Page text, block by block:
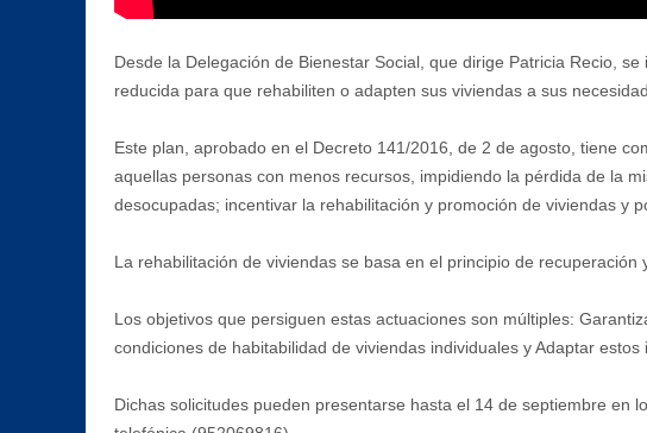
Desde la Delegación de Bienestar Social, que dirige Patricia Recio,
reducida para que rehabiliten o adapten sus viviendas a sus
Este plan, aprobado en el Decreto 141/2016, de 2 de agosto, tiene
aquellas personas con menos recursos, impidiendo la pérdida de la
desocupadas; incentivar la rehabilitación y promoción de viviendas y
La rehabilitación de viviendas se basa en el principio de recuperación
Los objetivos que persiguen estas actuaciones son múltiples:
condiciones de habitabilidad de viviendas individuales y Adaptar
Dichas solicitudes pueden presentarse hasta el 14 de septiembre en